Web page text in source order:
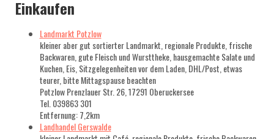
Einkaufen
Landmarkt Potzlow
kleiner aber gut sortierter Landmarkt, regionale Produkte, frische
Backwaren, gute Fleisch und Wursttheke, hausgemachte Salate und
Kuchen, Eis, Sitzgelegenheiten vor dem Laden, DHL/Post, etwas
teurer, bitte Mittagspause beachten
Potzlow Prenzlauer Str. 26, 17291 Oberuckersee
Tel. 039863 301
Entfernung: 7,2km
Landhandel Gerswalde